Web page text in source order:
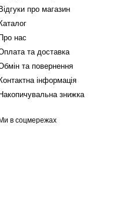
Відгуки про магазин
Каталог
Про нас
та доставка
та повернення
Контактна інформація
Накопичувальна знижка
Ми в соцмережах